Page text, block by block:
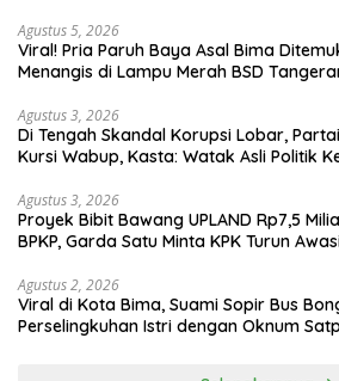
Agustus 5, 2026
Viral! Pria Paruh Baya Asal Bima
Menangis di Lampu Merah BSD
Agustus 3, 2026
Di Tengah Skandal Korupsi Lobar,
Kursi Wabup, Kasta: Watak Asli Politik
Agustus 3, 2026
Proyek Bibit Bawang UPLAND Rp7,5
BPKP, Garda Satu Minta KPK Turun
Agustus 2, 2026
Viral di Kota Bima, Suami Sopir Bus
Perselingkuhan Istri dengan Oknum